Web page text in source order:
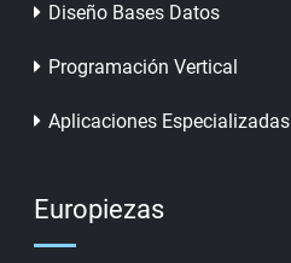
Diseño Bases Datos
Programación Vertical
Aplicaciones Especializadas
Europiezas